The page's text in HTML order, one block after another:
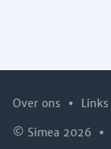
Over ons Links
© Simea 2026